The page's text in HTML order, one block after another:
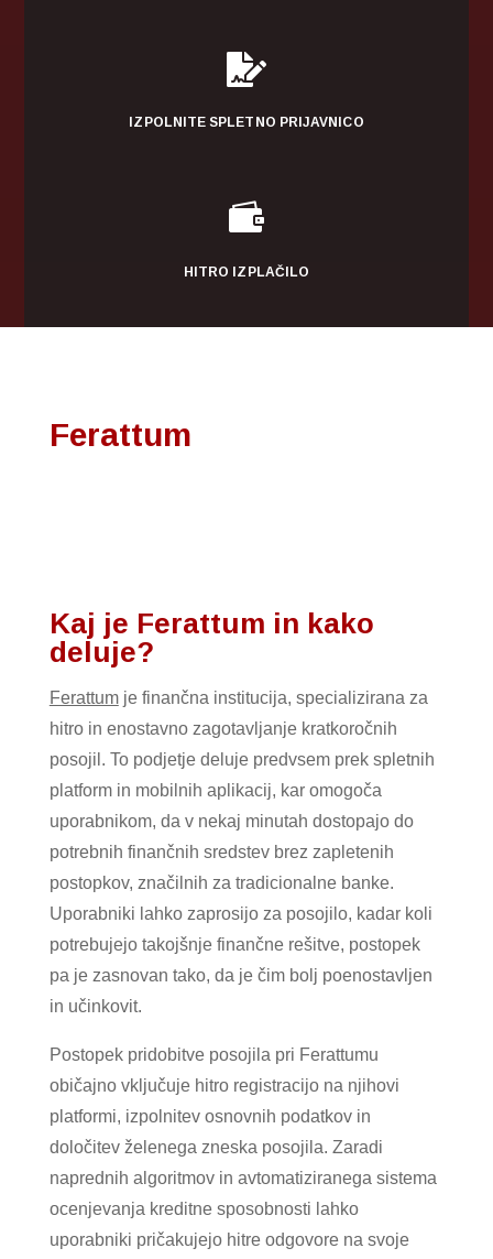

IZPOLNITE SPLETNO PRIJAVNICO

HITRO IZPLAČILO
Ferattum
Kaj je Ferattum in kako
deluje?
Ferattumje finančna institucija, specializirana za
hitro in enostavno zagotavljanje kratkoročnih
posojil. To podjetje deluje predvsem prek spletnih
platform in mobilnih aplikacij, kar omogoča
uporabnikom, da v nekaj minutah dostopajo do
potrebnih finančnih sredstev brez zapletenih
postopkov, značilnih za tradicionalne banke.
Uporabniki lahko zaprosijo za posojilo, kadar koli
potrebujejo takojšnje finančne rešitve, postopek
pa je zasnovan tako, da je čim bolj poenostavljen
in učinkovit.
Postopek pridobitve posojila pri Ferattumu
običajno vključuje hitro registracijo na njihovi
platformi, izpolnitev osnovnih podatkov in
določitev želenega zneska posojila. Zaradi
naprednih algoritmov in avtomatiziranega sistema
ocenjevanja kreditne sposobnosti lahko
uporabniki pričakujejo hitre odgovore na svoje